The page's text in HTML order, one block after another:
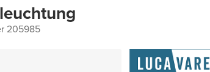
205985